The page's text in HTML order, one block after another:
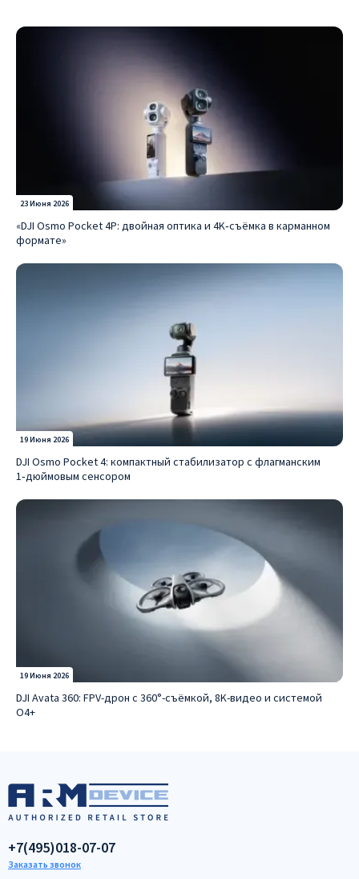
23 Июня 2026
«DJI Osmo Pocket 4P: двойная оптика и 4K‑съёмка в карманном
формате»
19 Июня 2026
DJI Osmo Pocket 4: компактный стабилизатор с флагманским
1‑дюймовым сенсором
19 Июня 2026
DJI Avata 360: FPV-дрон с 360°-съёмкой, 8K-видео и системой
O4+
+7(495)018-07-07
Заказать звонок